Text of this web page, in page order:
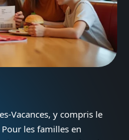
Vacances, y compris le
les familles en